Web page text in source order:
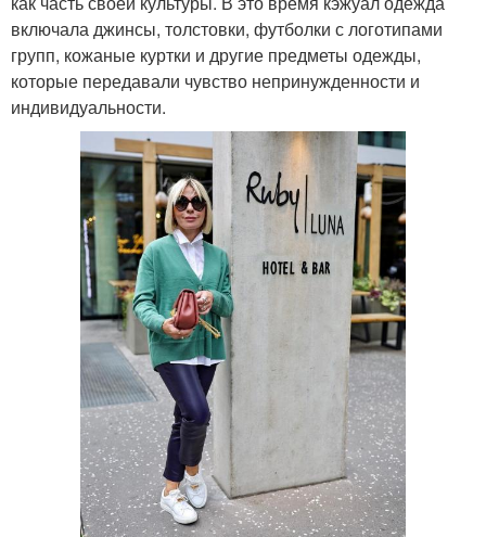
включала джинсы, толстовки, футболки с логотипами
групп, кожаные куртки и другие предметы одежды,
которые передавали чувство непринужденности и
индивидуальности.